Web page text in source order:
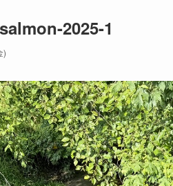
2025-1
)